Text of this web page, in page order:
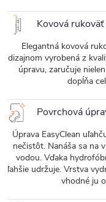
Kovová rukoväť
Elegantná kovová
dizajnom vyrobená z
úpravu, zaručuje
dopĺňa
Povrchová
Úprava EasyClean
nečistôt. Nanáša sa na
vodou. Vďaka
ľahšie udržuje. Vrstva
vhodné ju